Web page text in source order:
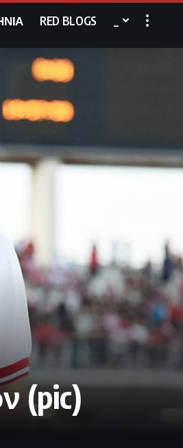
RED BLOGS
(pic)